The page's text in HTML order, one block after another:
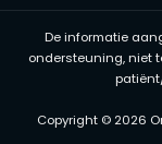
De informatie
ondersteuning, niet
Copyright © 2026